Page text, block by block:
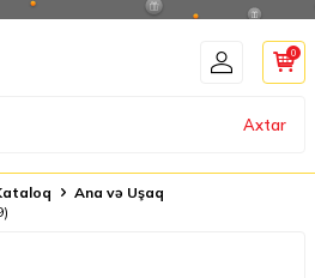
Axtar
0
Ana və Uşaq